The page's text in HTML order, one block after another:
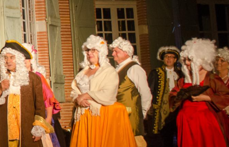
Our producers and
shops
Outings
Agenda
Cinema
Exhibitions